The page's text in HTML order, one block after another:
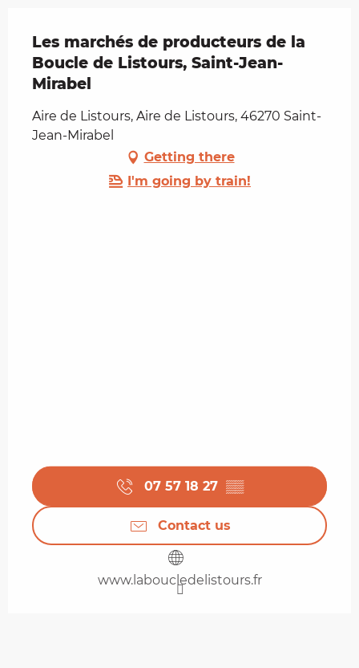
Les marchés de producteurs de la
Boucle de Listours, Saint-Jean-
Mirabel
Aire de Listours, Aire de Listours, 46270 Saint-
Jean-Mirabel
Getting there
I'm going by train!
07 57 18 27 ▒▒
Contact us
www.laboucledelistours.fr